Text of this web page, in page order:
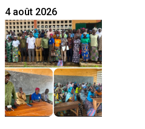
4 août 2026